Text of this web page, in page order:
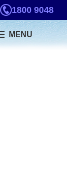
1800 9048
MENU